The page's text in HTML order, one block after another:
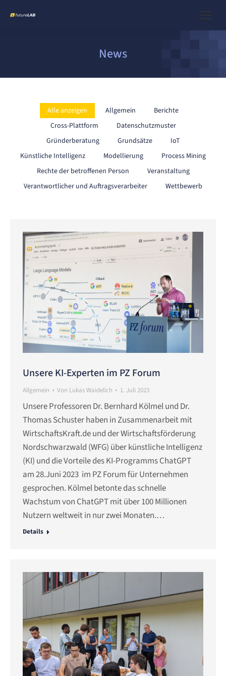
News
Alle anzeigen Allgemein
Berichte
Cross-Plattform
Datenschutzmuster
Gründerberatung
Grundsätze
IoT
Künstliche Intelligenz
Modellierung
Process Mining
Rechte der betroffenen Person
Veranstaltung
Verantwortlicher und Auftragsverarbeiter
Wettbewerb
Unsere KI-Experten im PZ Forum
Allgemein Von Lukas Waidelich 1. Juli 2023
Unsere Professoren Dr. Bernhard Kölmel und Dr.
Thomas Schuster haben in Zusammenarbeit mit
WirtschaftsKraft.de und der Wirtschaftsförderung
Nordschwarzwald (WFG) über künstliche Intelligenz
(KI) und die Vorteile des KI-Programms ChatGPT
am 28.Juni 2023 im PZ Forum für Unternehmen
gesprochen. Kölmel betonte das schnelle
Wachstum von ChatGPT mit über 100 Millionen
Nutzern weltweit in nur zwei Monaten.…
Details